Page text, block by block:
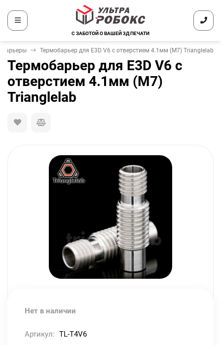
С ЗАБОТОЙ О ВАШЕЙ 3Д ПЕЧАТИ
Термобарьер для E3D V6 с отверстием 4.1мм (М7) Trianglelab
Термобарьер для E3D V6 с
отверстием 4.1мм (М7)
Trianglelab
Нет в наличии
Артикул: TL-T4V6